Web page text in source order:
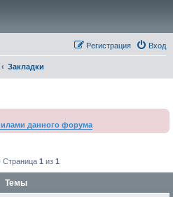
Вход
Регистрация
Закладки
данного форума
Страница 1 из 1
Темы